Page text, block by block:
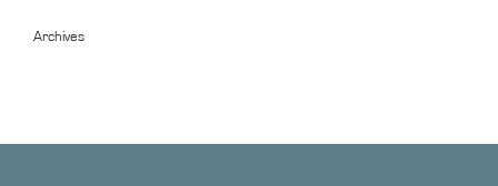
Archives